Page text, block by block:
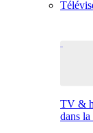
TV &
dans la